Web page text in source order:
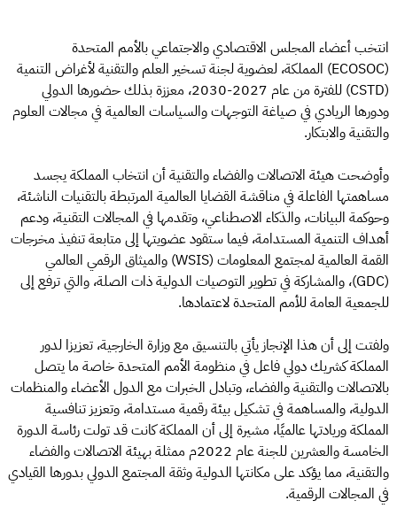
انتخب أعضاء المجلس الاقتصادي والاجتماعي بالأمم المتحدة
(ECOSOC) المملكة، لعضوية لجنة تسخير العلم والتقنية لأغراض التنمية
(CSTD) للفترة من عام 2027-2030، معززة بذلك حضورها الدولي
ودورها الريادي في صياغة التوجهات والسياسات العالمية في مجالات العلوم
والتقنية والابتكار.
وأوضحت هيئة الاتصالات والفضاء والتقنية أن انتخاب المملكة يجسد
مساهمتها الفاعلة في مناقشة القضايا العالمية المرتبطة بالتقنيات الناشئة،
وحوكمة البيانات، والذكاء الاصطناعي، وتقدمها في المجالات التقنية، ودعم
أهداف التنمية المستدامة، فيما ستقود عضويتها إلى متابعة تنفيذ مخرجات
القمة العالمية لمجتمع المعلومات (WSIS) والميثاق الرقمي العالمي
(GDC)، والمشاركة في تطوير التوصيات الدولية ذات الصلة، والتي ترفع إلى
للجمعية العامة للأمم المتحدة لاعتمادها.
ولفتت إلى أن هذا الإنجاز يأتي بالتنسيق مع وزارة الخارجية، تعزيزا لدور
المملكة كشريك دولي فاعل في منظومة الأمم المتحدة خاصة ما يتصل
بالاتصالات والتقنية والفضاء، وتبادل الخبرات مع الدول الأعضاء والمنظمات
الدولية، والمساهمة في تشكيل بيئة رقمية مستدامة، وتعزيز تنافسية
المملكة وريادتها عالميًا، مشيرة إلى أن المملكة كانت قد تولت رئاسة الدورة
الخامسة والعشرين للجنة عام 2022م ممثلة بهيئة الاتصالات والفضاء
والتقنية، مما يؤكد على مكانتها الدولية وثقة المجتمع الدولي بدورها القيادي
في المجالات الرقمية.